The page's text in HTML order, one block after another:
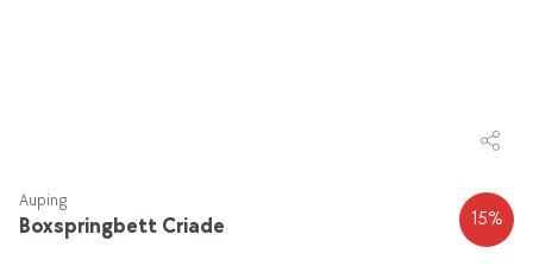
Boxspringbett Criade
Auping
15%